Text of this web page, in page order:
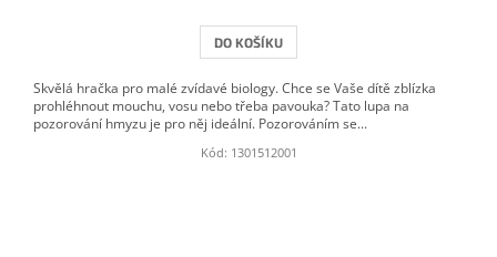
DO KOŠÍKU
Skvělá hračka pro malé zvídavé biology. Chce se Vaše dítě zblízka
prohléhnout mouchu, vosu nebo třeba pavouka? Tato lupa na
pozorování hmyzu je pro něj ideální. Pozorováním se...
Kód: 1301512001